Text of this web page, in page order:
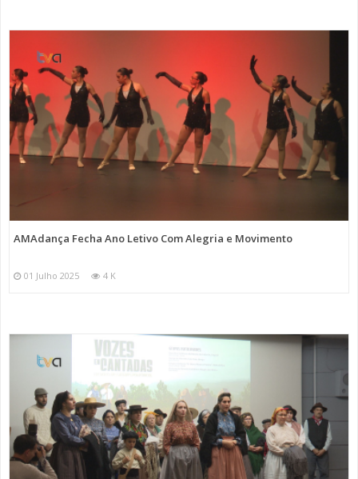
AMAdança Fecha Ano Letivo Com Alegria e Movimento
01 Julho 2025 4 K